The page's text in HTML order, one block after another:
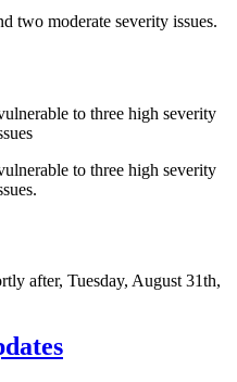
two moderate severity issues.
to three high severity
to three high severity
after, Tuesday, August 31th,